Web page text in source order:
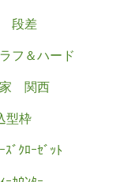
段差
ラフ＆ハード
関西
型枠
ｽﾞｸﾛｰｾﾞｯﾄ